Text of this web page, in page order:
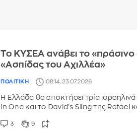
Το ΚΥΣΕΑ ανάβει το «πράσινο
«Ασπίδας του Αχιλλέα»
ΠΟΛΙΤΙΚΗ 08:14, 23.07.2026
Η Ελλάδα θα αποκτήσει τρία
in One και το David’s Sling της Rafael
3 9